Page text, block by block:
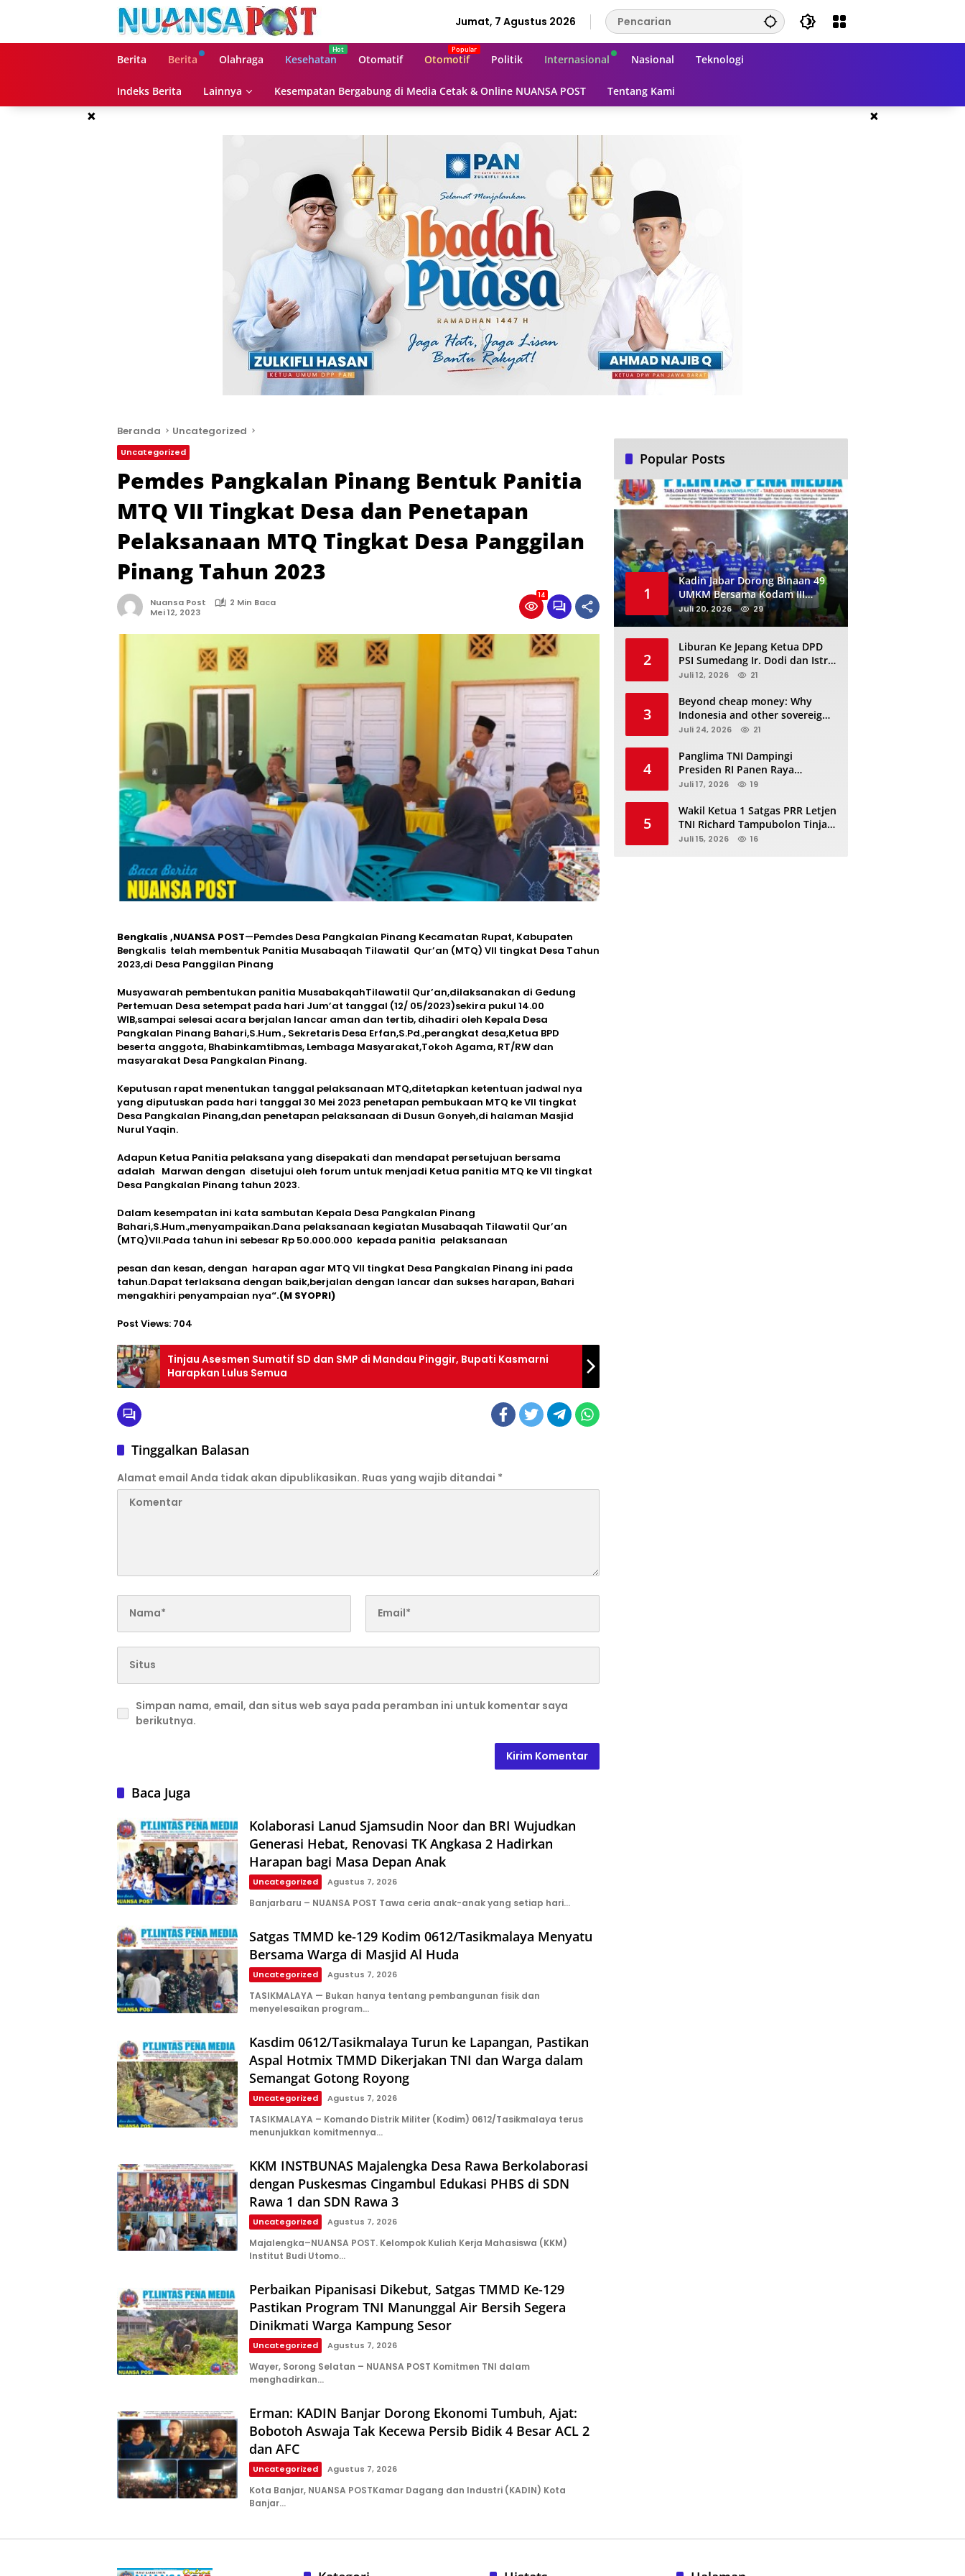
Jumat, 7 Agustus 2026
Berita Berita Olahraga Kesehatan Otomatif Otomotif Politik Internasional Nasional Teknologi
Indeks Berita Lainnya Kesempatan Bergabung di Media Cetak & Online NUANSA POST Tentang Kami
× ×
Beranda Uncategorized
Uncategorized
Pemdes Pangkalan Pinang Bentuk Panitia
MTQ VII Tingkat Desa dan Penetapan
Pelaksanaan MTQ Tingkat Desa Panggilan
Pinang Tahun 2023
Nuansa Post
2 Min Baca
Mei 12, 2023
14
Bengkalis ,NUANSA POST—Pemdes Desa Pangkalan Pinang Kecamatan Rupat, Kabupaten
Bengkalis telah membentuk Panitia Musabaqah Tilawatil Qur’an (MTQ) VII tingkat Desa Tahun
2023,di Desa Panggilan Pinang
Musyawarah pembentukan panitia MusabakqahTilawatil Qur’an,dilaksanakan di Gedung
Pertemuan Desa setempat pada hari Jum’at tanggal (12/ 05/2023)sekira pukul 14.00
WIB,sampai selesai acara berjalan lancar aman dan tertib, dihadiri oleh Kepala Desa
Pangkalan Pinang Bahari,S.Hum., Sekretaris Desa Erfan,S.Pd.,perangkat desa,Ketua BPD
beserta anggota, Bhabinkamtibmas, Lembaga Masyarakat,Tokoh Agama, RT/RW dan
masyarakat Desa Pangkalan Pinang.
Keputusan rapat menentukan tanggal pelaksanaan MTQ,ditetapkan ketentuan jadwal nya
yang diputuskan pada hari tanggal 30 Mei 2023 penetapan pembukaan MTQ ke VII tingkat
Desa Pangkalan Pinang,dan penetapan pelaksanaan di Dusun Gonyeh,di halaman Masjid
Nurul Yaqin.
Adapun Ketua Panitia pelaksana yang disepakati dan mendapat persetujuan bersama
adalah Marwan dengan disetujui oleh forum untuk menjadi Ketua panitia MTQ ke VII tingkat
Desa Pangkalan Pinang tahun 2023.
Dalam kesempatan ini kata sambutan Kepala Desa Pangkalan Pinang
Bahari,S.Hum.,menyampaikan.Dana pelaksanaan kegiatan Musabaqah Tilawatil Qur’an
(MTQ)VII.Pada tahun ini sebesar Rp 50.000.000 kepada panitia pelaksanaan
pesan dan kesan, dengan harapan agar MTQ VII tingkat Desa Pangkalan Pinang ini pada
tahun.Dapat terlaksana dengan baik,berjalan dengan lancar dan sukses harapan, Bahari
mengakhiri penyampaian nya“.(M SYOPRI)
Post Views: 704
Tinjau Asesmen Sumatif SD dan SMP di Mandau Pinggir, Bupati Kasmarni
Harapkan Lulus Semua
Tinggalkan Balasan
Alamat email Anda tidak akan dipublikasikan. Ruas yang wajib ditandai *
Simpan nama, email, dan situs web saya pada peramban ini untuk komentar saya
berikutnya.
Baca Juga
Kolaborasi Lanud Sjamsudin Noor dan BRI Wujudkan
Generasi Hebat, Renovasi TK Angkasa 2 Hadirkan
Harapan bagi Masa Depan Anak
Uncategorized Agustus 7, 2026
Banjarbaru – NUANSA POST Tawa ceria anak-anak yang setiap hari…
Satgas TMMD ke-129 Kodim 0612/Tasikmalaya Menyatu
Bersama Warga di Masjid Al Huda
Uncategorized Agustus 7, 2026
TASIKMALAYA — Bukan hanya tentang pembangunan fisik dan
menyelesaikan program…
Kasdim 0612/Tasikmalaya Turun ke Lapangan, Pastikan
Aspal Hotmix TMMD Dikerjakan TNI dan Warga dalam
Semangat Gotong Royong
Uncategorized Agustus 7, 2026
TASIKMALAYA – Komando Distrik Militer (Kodim) 0612/Tasikmalaya terus
menunjukkan komitmennya…
KKM INSTBUNAS Majalengka Desa Rawa Berkolaborasi
dengan Puskesmas Cingambul Edukasi PHBS di SDN
Rawa 1 dan SDN Rawa 3
Uncategorized Agustus 7, 2026
Majalengka–NUANSA POST. Kelompok Kuliah Kerja Mahasiswa (KKM)
Institut Budi Utomo…
Perbaikan Pipanisasi Dikebut, Satgas TMMD Ke-129
Pastikan Program TNI Manunggal Air Bersih Segera
Dinikmati Warga Kampung Sesor
Uncategorized Agustus 7, 2026
Wayer, Sorong Selatan – NUANSA POST Komitmen TNI dalam
menghadirkan…
Erman: KADIN Banjar Dorong Ekonomi Tumbuh, Ajat:
Bobotoh Aswaja Tak Kecewa Persib Bidik 4 Besar ACL 2
dan AFC
Uncategorized Agustus 7, 2026
Kota Banjar, NUANSA POSTKamar Dagang dan Industri (KADIN) Kota
Banjar…
Popular Posts
1
Kadin Jabar Dorong Binaan 49
UMKM Bersama Kodam III
Siliwangi Sambil Nobar Final
Piala Dunia, Akan Ada Investor
Juli 20, 2026 29
2
Liburan Ke Jepang Ketua DPD
PSI Sumedang Ir. Dodi dan Istri
Kibarkan Bendera PSI “Jangan
Juli 12, 2026 21
3
Beyond cheap money: Why
Indonesia and other sovereigns
are turning to panda bonds
Juli 24, 2026 21
4
Panglima TNI Dampingi
Presiden RI Panen Raya
Terpadu TNI, Perkuat
Juli 17, 2026 19
5
Wakil Ketua 1 Satgas PRR Letjen
TNI Richard Tampubolon Tinjau
Padang Sidimpuan dan
Juli 15, 2026 16